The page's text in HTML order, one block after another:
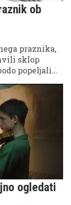
ob
praznika,
sklop
popeljali
filmih, ki
ogledati